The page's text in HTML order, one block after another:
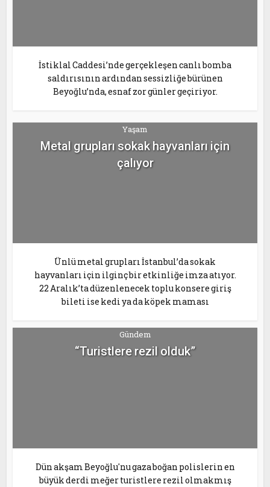
İstiklal Caddesi’nde gerçekleşen canlı bomba
saldırısının ardından sessizliğe bürünen
Beyoğlu’nda, esnaf zor günler geçiriyor.
Yaşam
Metal grupları sokak hayvanları için
çalıyor
Ünlü metal grupları İstanbul’da sokak
hayvanları için ilginç bir etkinliğe imza atıyor.
22 Aralık’ta düzenlenecek toplu konsere giriş
bileti ise kedi ya da köpek maması
Gündem
“Turistlere rezil olduk”
Dün akşam Beyoğlu'nu gaza boğan polislerin en
büyük derdi meğer turistlere rezil olmakmış